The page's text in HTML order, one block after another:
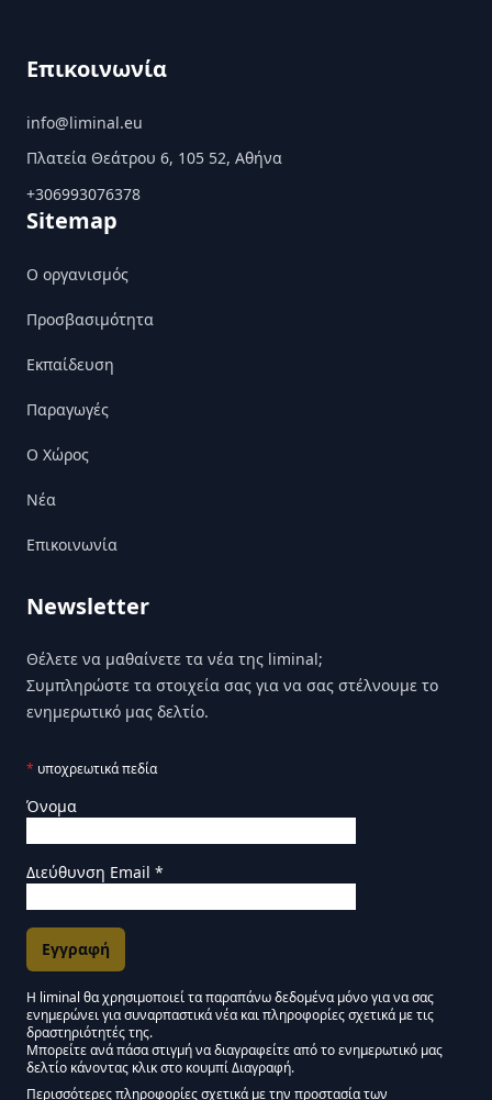
Επικοινωνία
info@liminal.eu
Πλατεία Θεάτρου 6, 105 52, Αθήνα
+306993076378
Sitemap
Ο οργανισμός
Προσβασιμότητα
Εκπαίδευση
Παραγωγές
Ο Χώρος
Nέα
Επικοινωνία
Newsletter
Θέλετε να μαθαίνετε τα νέα της liminal;
Συμπληρώστε τα στοιχεία σας για να σας στέλνουμε το
ενημερωτικό μας δελτίο.
* υποχρεωτικά πεδία
Όνομα
Διεύθυνση Email *
Εγκρίσεις Μάρκετινγκ
Η liminal θα χρησιμοποιεί τα παραπάνω δεδομένα μόνο για να σας
ενημερώνει για συναρπαστικά νέα και πληροφορίες σχετικά με τις
δραστηριότητές της.
Μείνετε συντονισμένοι - Ενημερωτικό δελτίο
Μπορείτε ανά πάσα στιγμή να διαγραφείτε από το ενημερωτικό μας
δελτίο κάνοντας κλικ στο κουμπί Διαγραφή.
Περισσότερες πληροφορίες σχετικά με την προστασία των